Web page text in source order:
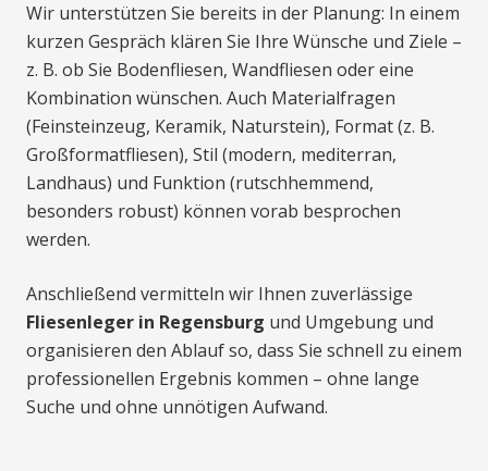
Wir unterstützen Sie bereits in der Planung: In einem
kurzen Gespräch klären Sie Ihre Wünsche und Ziele –
z. B. ob Sie Bodenfliesen, Wandfliesen oder eine
Kombination wünschen. Auch Materialfragen
(Feinsteinzeug, Keramik, Naturstein), Format (z. B.
Großformatfliesen), Stil (modern, mediterran,
Landhaus) und Funktion (rutschhemmend,
besonders robust) können vorab besprochen
werden.
Anschließend vermitteln wir Ihnen zuverlässige
Fliesenleger in Regensburg und Umgebung und
organisieren den Ablauf so, dass Sie schnell zu einem
professionellen Ergebnis kommen – ohne lange
Suche und ohne unnötigen Aufwand.